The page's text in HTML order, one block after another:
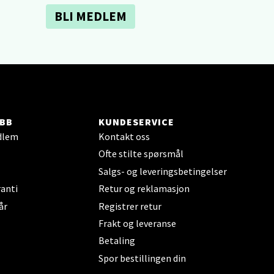
BLI MEDLEM
KUNDESERVICE
Kontakt oss
Ofte stilte spørsmål
Salgs- og leveringsbetingelser
Retur og reklamasjon
Registrer retur
Frakt og leveranse
Betaling
Spor bestillingen din